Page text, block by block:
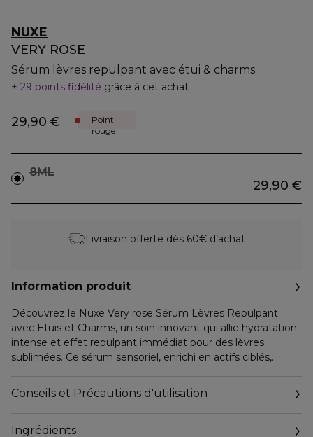
NUXE
VERY ROSE
Sérum lèvres repulpant avec étui & charms
29 points fidélité grâce à cet achat
29,90 €
Point
rouge
8ML
29,90 €
Livraison offerte dès 60€ d’achat
Information produit
Découvrez le Nuxe Very rose Sérum Lèvres Repulpant
avec Etuis et Charms, un soin innovant qui allie hydratation
intense et effet repulpant immédiat pour des lèvres
sublimées. Ce sérum sensoriel, enrichi en actifs ciblés,
de douceur et de volume.
Ce soin lèvres se distingue par sa formule enrichie en acide
Conseils et Précautions d'utilisation
Ingrédients